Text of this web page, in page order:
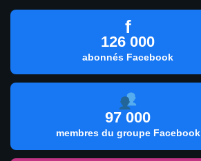
f
126 000
abonnés Facebook
97 000
membres du groupe Facebook